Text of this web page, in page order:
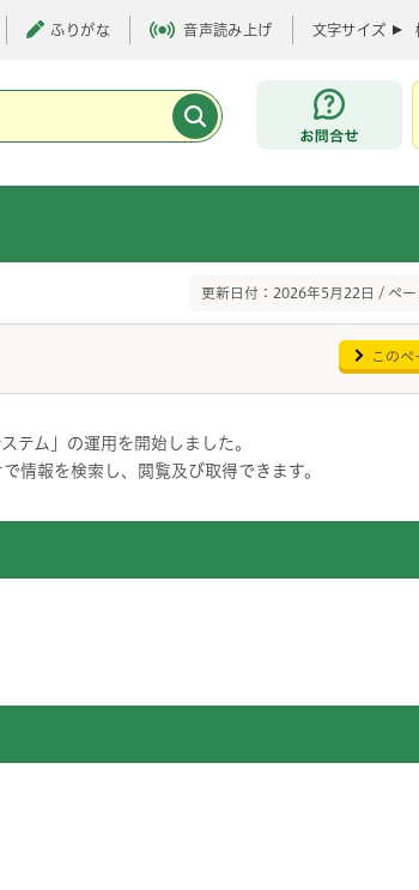
ふりがな 音声読み上げ 文字サイズ
お問合せ
更新日付：2026年5月22日 / ペ
このペ
テム」の運用を開始しました。
情報を検索し、閲覧及び取得できます。